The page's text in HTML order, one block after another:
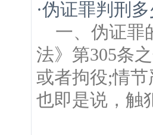
·伪证罪判刑
一、伪证罪
法》第305条
或者拘役;情
也即是说，触